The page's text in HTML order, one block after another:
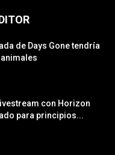
de Days Gone tendría
con Horizon
para principios...